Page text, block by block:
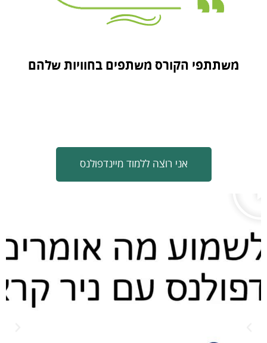
משתתפי הקורס משתפים בחוויות שלהם
אני רוצה ללמוד מיינדפולנס